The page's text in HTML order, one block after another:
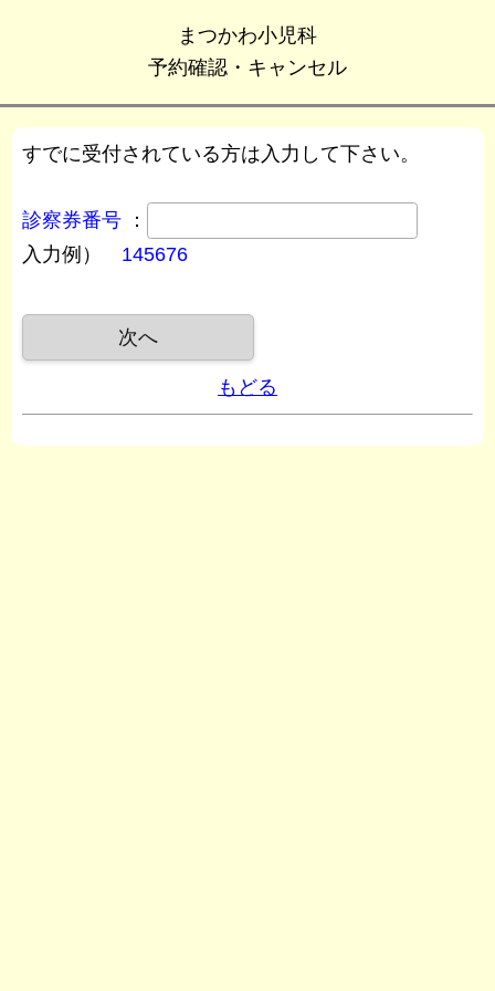
まつかわ小児科
予約確認・キャンセル
すでに受付されている方は入力して下さい。
診察券番号 ：
入力例） 145676
もどる